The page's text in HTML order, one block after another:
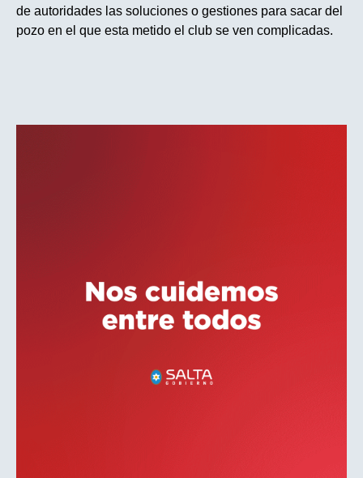
de autoridades las soluciones o gestiones para sacar del
pozo en el que esta metido el club se ven complicadas.